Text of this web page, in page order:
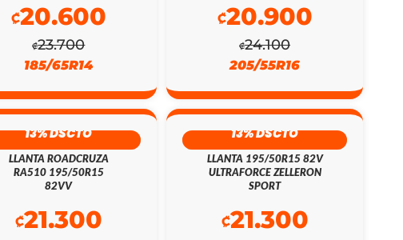
₡23.700
₡20.600
185/65R14
₡24.100
₡20.900
205/55R16
13% DSCTO
LLANTA ROADCRUZA
RA510 195/50R15
82VV
₡21.300
13% DSCTO
LLANTA 195/50R15 82V
ULTRAFORCE ZELLERON
SPORT
₡21.300